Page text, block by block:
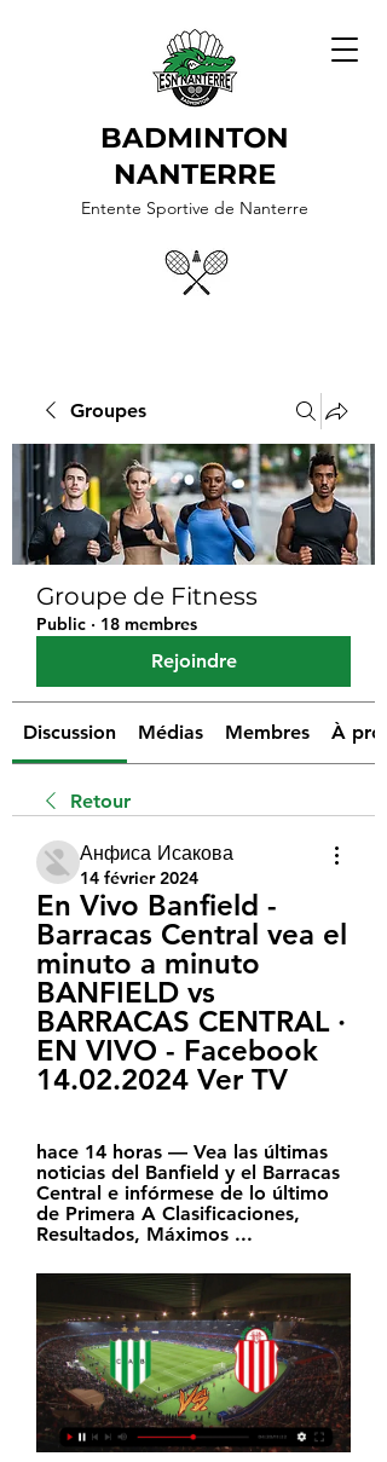
BADMINTON
NANTERRE
Entente Sportive de Nanterre
Groupes
Groupe de Fitness
Public · 18 membres
Rejoindre
Discussion Médias Membres À
Retour
Анфиса Исакова
14 février 2024
En Vivo Banfield -
Barracas Central vea el
minuto a minuto
BANFIELD vs
BARRACAS CENTRAL ·
EN VIVO - Facebook
14.02.2024 Ver TV
hace 14 horas — Vea las últimas
noticias del Banfield y el Barracas
Central e infórmese de lo último
de Primera A Clasificaciones,
Resultados, Máximos ...